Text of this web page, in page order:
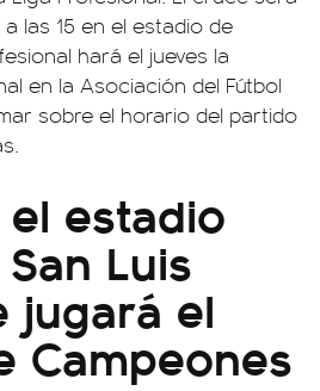
las 15 en el estadio de
hará el jueves la
en la Asociación del Fútbol
sobre el horario del partido
estadio
Luis
jugará el
Campeones